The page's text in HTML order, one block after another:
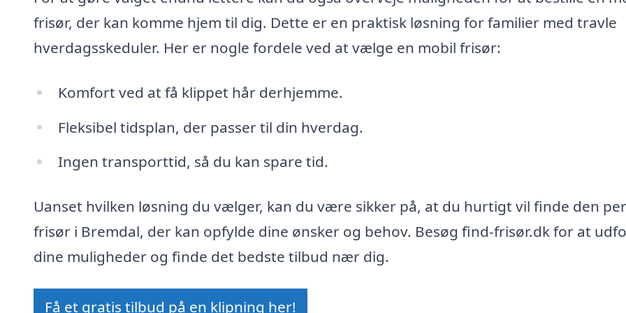
frisør, der kan komme hjem til dig. Dette er en praktisk løsning for familier med travle
hverdagsskeduler. Her er nogle fordele ved at vælge en mobil frisør:
Komfort ved at få klippet hår derhjemme.
Fleksibel tidsplan, der passer til din hverdag.
Ingen transporttid, så du kan spare tid.
Uanset hvilken løsning du vælger, kan du være sikker på, at du hurtigt vil finde den
frisør i Bremdal, der kan opfylde dine ønsker og behov. Besøg find-frisør.dk for at
dine muligheder og finde det bedste tilbud nær dig.
Få et gratis tilbud på en klipning her!